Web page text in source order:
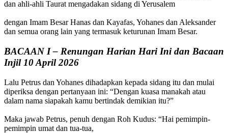
dan ahli-ahli Taurat mengadakan sidang di Yerusalem
dengan Imam Besar Hanas dan Kayafas, Yohanes dan Aleksander
dan semua orang lain yang termasuk keturunan Imam Besar.
BACAAN I – Renungan Harian Hari Ini dan Bacaan
Injil 10 April 2026
Lalu Petrus dan Yohanes dihadapkan kepada sidang itu dan mulai
diperiksa dengan pertanyaan ini: “Dengan kuasa manakah atau
dalam nama siapakah kamu bertindak demikian itu?”
Maka jawab Petrus, penuh dengan Roh Kudus: “Hai pemimpin-
pemimpin umat dan tua-tua,